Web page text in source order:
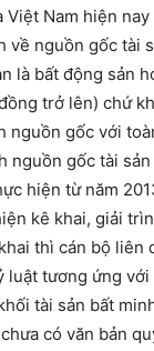
Việt Nam hiện
về nguồn gốc tài
là bất động sản
trở lên) chứ
nguồn gốc với
nguồn gốc tài
hiện từ năm
kê khai, giải
thì cán bộ liên
luật tương ứng với
tài sản bất
có văn bản